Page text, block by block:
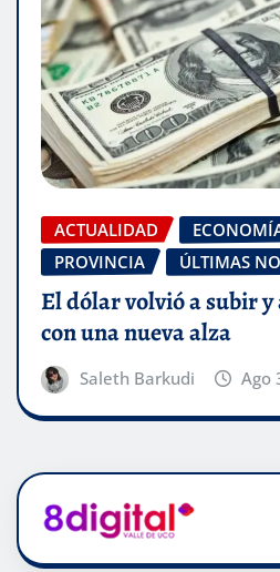
ACTUALIDAD
PROVINCIA
ÚLTIMAS
El dólar volvió a subir
con una nueva alza
Saleth Barkudi Ago